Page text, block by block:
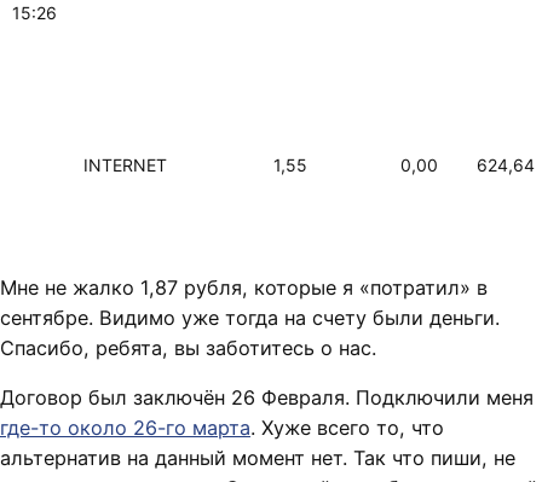
15:26
INTERNET 1,55 0,00 624,64
Мне не жалко 1,87 рубля, которые я «потратил» в
сентябре. Видимо уже тогда на счету были деньги.
Спасибо, ребята, вы заботитесь о нас.
Договор был заключён 26 Февраля. Подключили меня
где-то около 26-го марта. Хуже всего то, что
альтернатив на данный момент нет. Так что пиши, не